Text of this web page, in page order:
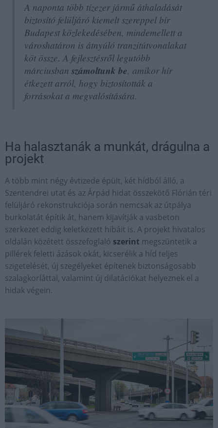
A naponta több tízezer jármű áthaladását
biztosító felüljáró kiemelt szereppel bír
Budapest közlekedésében, mindemellett a
városhatáron is átnyúló tranzitútvonalakat
köt össze. A fejlesztésről legutóbb
márciusban számoltunk be, amikor hír
étkezett arról, hogy biztosították a
forrásokat a megvalósítására.
Ha halasztanák a munkát, drágulna a
projekt
A több mint négy évtizede épült, két hídból álló, a
Szentendrei utat és az Árpád hidat összekötő Flórián téri
felüljáró rekonstrukciója során nemcsak az útpálya
burkolatát építik át, hanem kijavítják a vasbeton
szerkezet eddig keletkezett hibáit is. A projekt hivatalos
oldalán közétett összefoglaló szerint megszüntetik a
pillérek feletti ázások okát, kicserélik a híd teljes
szigetelését, új szegélyeket építenek biztonságosabb
szalagkorláttal, valamint új dilatációkat helyeznek el a
hidak végein.